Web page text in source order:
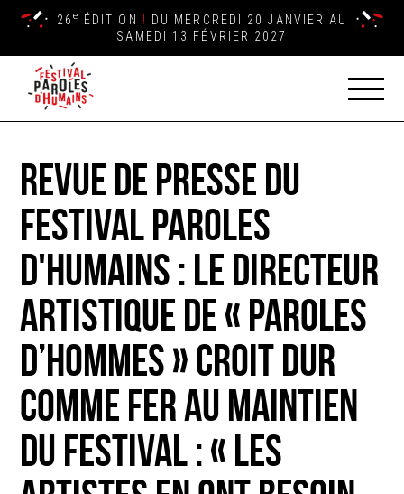
26 e ÉDITION ! DU MERCREDI 20 JANVIER AU
SAMEDI 13 FÉVRIER 2027
Revue de presse du
Festival Paroles
d'Humains : Le directeur
artistique de « Paroles
d’Hommes » croit dur
comme fer au maintien
du festival : « Les